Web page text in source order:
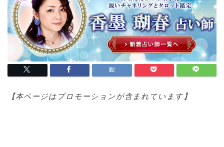
【本ページはプロモーションが含まれています】